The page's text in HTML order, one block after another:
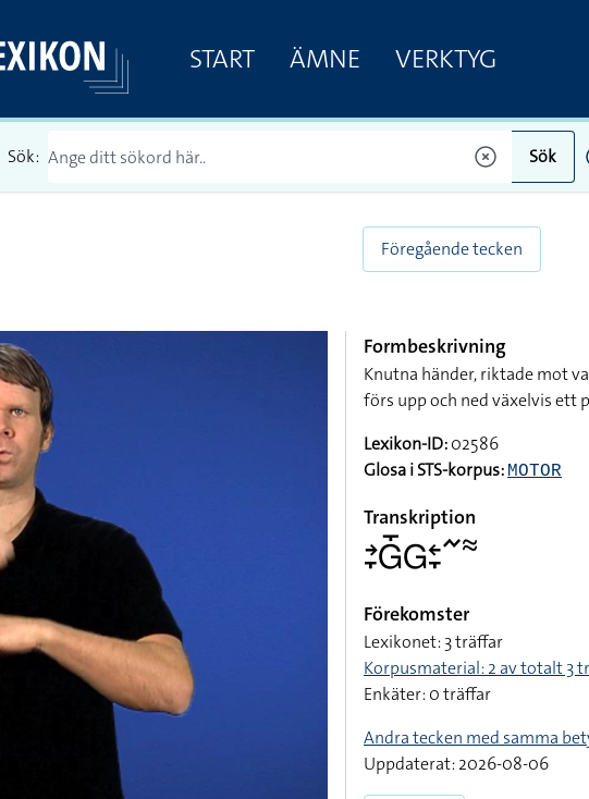
START ÄMNE VERKTYG
Sök: Sök
Föregående tecken
Formbeskrivning
Knutna händer, riktade mot
förs upp och ned växelvis ett
Lexikon-ID:02586
Glosa i STS-korpus: MOTOR
Transkription
􌥔􌥙􌤦􌤻􌤦􌥓􌥙􌥨􌦇
Förekomster
Lexikonet: 3 träffar
Korpusmaterial: 2 av totalt 3
Enkäter: 0 träffar
Andra tecken med samma
Uppdaterat: 2026-08-06